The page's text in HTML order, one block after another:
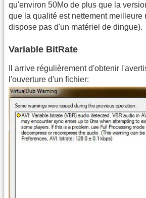
qu'environ 50Mo de plus que la
que la qualité est nettement meilleure
dispose pas d'un matériel de dingue).
Variable BitRate
Il arrive régulièrement d'obtenir
l'ouverture d'un fichier: